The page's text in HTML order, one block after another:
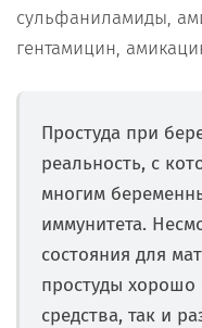
сульфаниламиды,
гентамицин,
Простуда при
реальность, с
многим
иммунитета.
состояния для
простуды
средства, так и